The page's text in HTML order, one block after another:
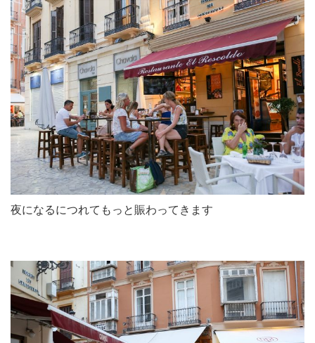
夜になるにつれてもっと賑わってきます